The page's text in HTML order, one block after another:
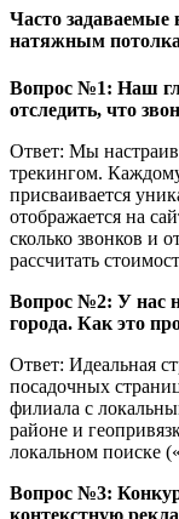
Часто
натяжным
Вопрос №1: Наш
отследить, что
Ответ: Мы
трекингом.
присваивается
отображается на
сколько звонков и
рассчитать
Вопрос №2: У нас
города. Как это
Ответ: Идеальная
посадочных
филиала с
районе и
локальном поиске
Вопрос №3: